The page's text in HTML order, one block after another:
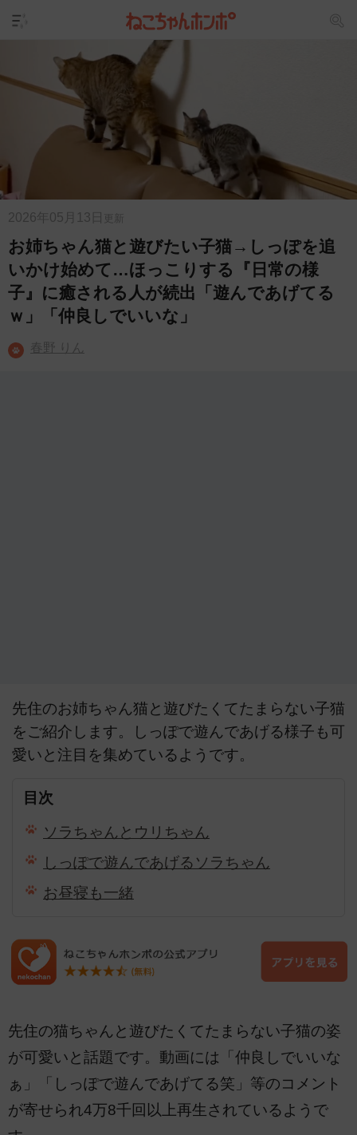
2026年05月13日 更新
お姉ちゃん猫と遊びたい子猫→しっぽを追
いかけ始めて…ほっこりする『日常の様
子』に癒される人が続出「遊んであげてる
ｗ」「仲良しでいいな」
春野 りん
先住のお姉ちゃん猫と遊びたくてたまらない子猫
をご紹介します。しっぽで遊んであげる様子も可
愛いと注目を集めているようです。
目次
ソラちゃんとウリちゃん
しっぽで遊んであげるソラちゃん
お昼寝も一緒
先住の猫ちゃんと遊びたくてたまらない子猫の姿
が可愛いと話題です。動画には「仲良しでいいな
ぁ」「しっぽで遊んであげてる笑」等のコメント
が寄せられ4万8千回以上再生されているようで